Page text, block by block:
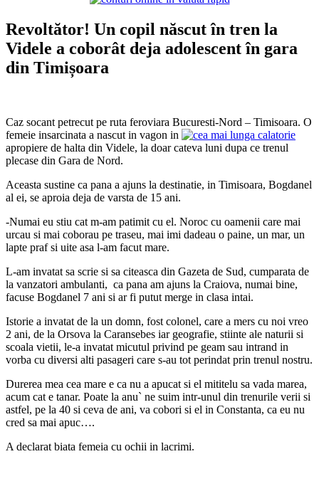
Revoltător! Un copil născut în tren la
Videle a coborât deja adolescent în gara
din Timișoara
Caz socant petrecut pe ruta feroviara Bucuresti-Nord – Timisoara. O
femeie insarcinata a nascut in vagon in
apropiere de halta din Videle, la doar cateva luni dupa ce trenul
plecase din Gara de Nord.
Aceasta sustine ca pana a ajuns la destinatie, in Timisoara, Bogdanel
al ei, se aproia deja de varsta de 15 ani.
-Numai eu stiu cat m-am patimit cu el. Noroc cu oamenii care mai
urcau si mai coborau pe traseu, mai imi dadeau o paine, un mar, un
lapte praf si uite asa l-am facut mare.
L-am invatat sa scrie si sa citeasca din Gazeta de Sud, cumparata de
la vanzatori ambulanti, ca pana am ajuns la Craiova, numai bine,
facuse Bogdanel 7 ani si ar fi putut merge in clasa intai.
Istorie a invatat de la un domn, fost colonel, care a mers cu noi vreo
2 ani, de la Orsova la Caransebes iar geografie, stiinte ale naturii si
scoala vietii, le-a invatat micutul privind pe geam sau intrand in
vorba cu diversi alti pasageri care s-au tot perindat prin trenul nostru.
Durerea mea cea mare e ca nu a apucat si el mititelu sa vada marea,
acum cat e tanar. Poate la anu` ne suim intr-unul din trenurile verii si
astfel, pe la 40 si ceva de ani, va cobori si el in Constanta, ca eu nu
cred sa mai apuc….
A declarat biata femeia cu ochii in lacrimi.